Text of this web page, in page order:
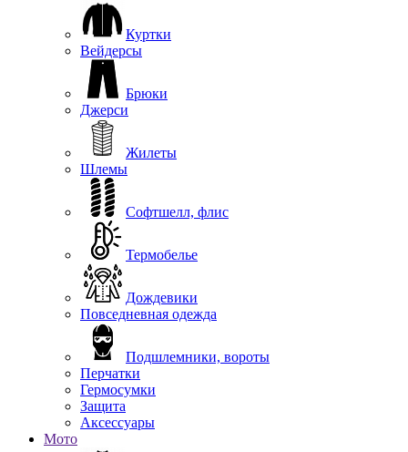
Куртки
Вейдерсы
Брюки
Джерси
Жилеты
Шлемы
Софтшелл, флис
Термобелье
Дождевики
Повседневная одежда
Подшлемники, вороты
Перчатки
Гермосумки
Защита
Аксессуары
Мото